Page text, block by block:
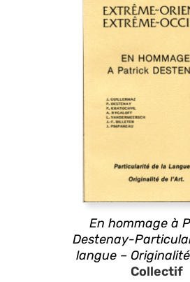
En hommage à
Destenay-
langue –
Collectif